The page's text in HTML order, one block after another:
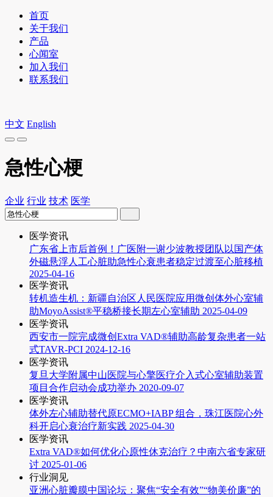
首页
关于我们
产品
心闻室
加入我们
联系我们
中文 English
急性心梗
企业 行业 技术 医学
医学资讯
广东省上市后首例！广医附一谢少波教授团队以国产体
外磁悬浮人工心脏助急性心衰患者稳定过渡至心脏移植
2025-04-16
医学资讯
转机造生机：新疆自治区人民医院应用微创体外心室辅
助MoyoAssist®平稳桥接长期左心室辅助 2025-04-09
医学资讯
西安市一院完成微创Extra VAD®辅助高龄复杂患者一站
式TAVR-PCI 2024-12-16
医学资讯
复旦大学附属中山医院与心擎医疗介入式心室辅助装置
项目合作启动会成功举办 2020-09-07
医学资讯
体外左心辅助替代原ECMO+IABP 组合，珠江医院心外
科开启心衰治疗新实践 2025-04-30
医学资讯
Extra VAD®如何优化心原性休克治疗？中南六省专家研
讨 2025-01-06
行业洞见
亚洲心脏瓣膜中国论坛：聚焦“安全有效”“物美价廉”的